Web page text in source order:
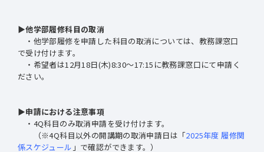
▶他学部履修科目の取消
・他学部履修を申請した科目の取消については、教務課窓口
で受け付けます。
・希望者は12月18日(木)8:30～17:15に教務課窓口にて申請く
ださい。
▶申請における注意事項
・4Q科目のみ取消申請を受け付けます。
（※4Q科目以外の開講期の取消申請日は「2025年度 履修関
係スケジュール 」で確認ができます。）